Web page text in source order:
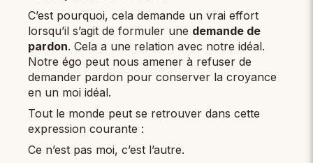
C’est pourquoi, cela demande un vrai effort
lorsqu’il s’agit de formuler une demande de
pardon. Cela a une relation avec notre idéal.
Notre égo peut nous amener à refuser de
demander pardon pour conserver la croyance
en un moi idéal.
Tout le monde peut se retrouver dans cette
expression courante :
Ce n’est pas moi, c’est l’autre.